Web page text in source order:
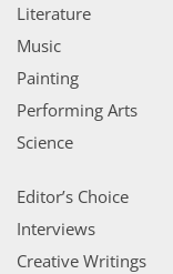
Literature
Music
Painting
Performing Arts
Science
Editor’s Choice
Interviews
Creative Writings